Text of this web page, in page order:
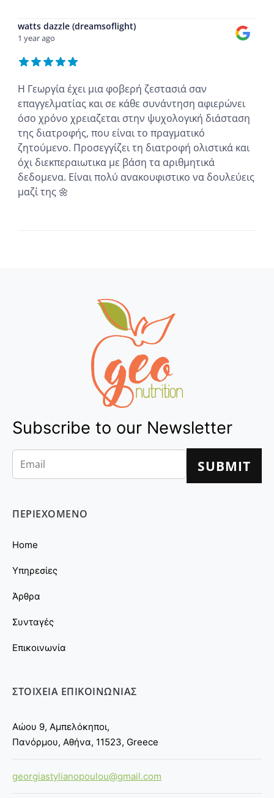
watts dazzle (dreamsoflight)
1 year ago
Η Γεωργία έχει μια φοβερή ζεστασιά σαν
επαγγελματίας και σε κάθε συνάντηση αφιερώνει
όσο χρόνο χρειαζεται στην ψυχολογική διάσταση
της διατροφής, που είναι το πραγματικό
ζητούμενο. Προσεγγίζει τη διατροφή ολιστικά και
όχι διεκπεραιωτικα με βάση τα αριθμητικά
δεδομενα. Είναι πολύ ανακουφιστικο να δουλεύεις
μαζί της 🌼
Subscribe to our Newsletter
ΠΕΡΙΕΧΟΜΕΝΟ
Home
Υπηρεσίες
Άρθρα
Συνταγές
Επικοινωνία
ΣΤΟΙΧΕΙΑ ΕΠΙΚΟΙΝΩΝΙΑΣ
Αώου 9, Αμπελόκηποι,
Πανόρμου, Αθήνα, 11523, Greece
georgiastylianopoulou@gmail.com